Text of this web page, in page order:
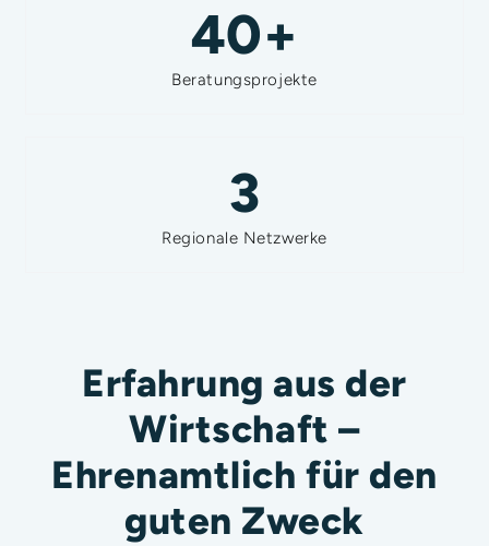
40+
Beratungsprojekte
3
Regionale Netzwerke
Erfahrung aus der
Wirtschaft –
Ehrenamtlich für den
guten Zweck